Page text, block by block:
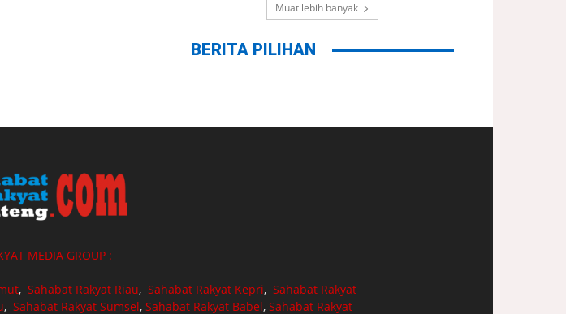
Muat lebih banyak
BERITA PILIHAN
MEDIA GROUP :
, Sahabat Rakyat Riau, Sahabat Rakyat Kepri, Sahabat Rakyat
,Sahabat Rakyat Sumsel,Sahabat Rakyat Babel,Sahabat Rakyat